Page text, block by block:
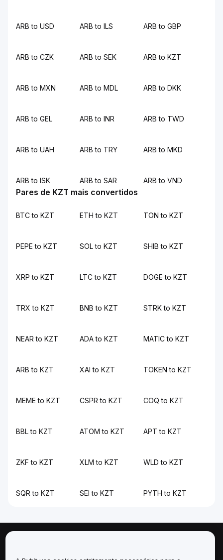
ARB to USD ARB to ILS ARB to GBP
ARB to CZK ARB to SEK ARB to KZT
ARB to MXN ARB to MDL ARB to DKK
ARB to GEL ARB to INR ARB to TWD
ARB to UAH ARB to TRY ARB to MKD
ARB to ISK ARB to SAR ARB to VND
Pares de KZT mais convertidos
BTC to KZT ETH to KZT TON to KZT
PEPE to KZT SOL to KZT SHIB to KZT
XRP to KZT LTC to KZT DOGE to KZT
TRX to KZT BNB to KZT STRK to KZT
NEAR to KZT ADA to KZT MATIC to KZT
ARB to KZT XAI to KZT TOKEN to KZT
MEME to KZT CSPR to KZT COQ to KZT
BBL to KZT ATOM to KZT APT to KZT
ZKF to KZT XLM to KZT WLD to KZT
SQR to KZT SEI to KZT PYTH to KZT